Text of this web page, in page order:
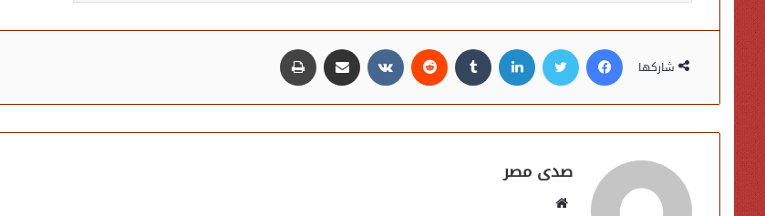
شاركها
فيسبوك تويتر لينكدإن مشاركة عبر البريد
صدى مصر
موقع